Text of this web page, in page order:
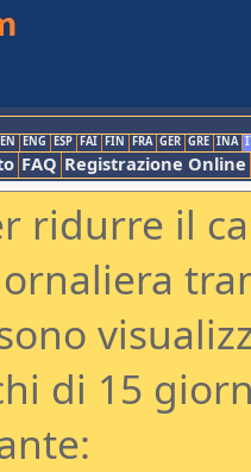
ENG ESP FAI FIN FRA GER GRE INA
FAQ Registrazione Online
ridurre il
di 15